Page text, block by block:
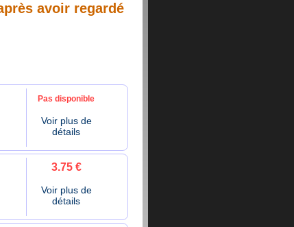
avoir regardé
Pas disponible
Voir plus de
détails
3.75 €
Voir plus de
détails